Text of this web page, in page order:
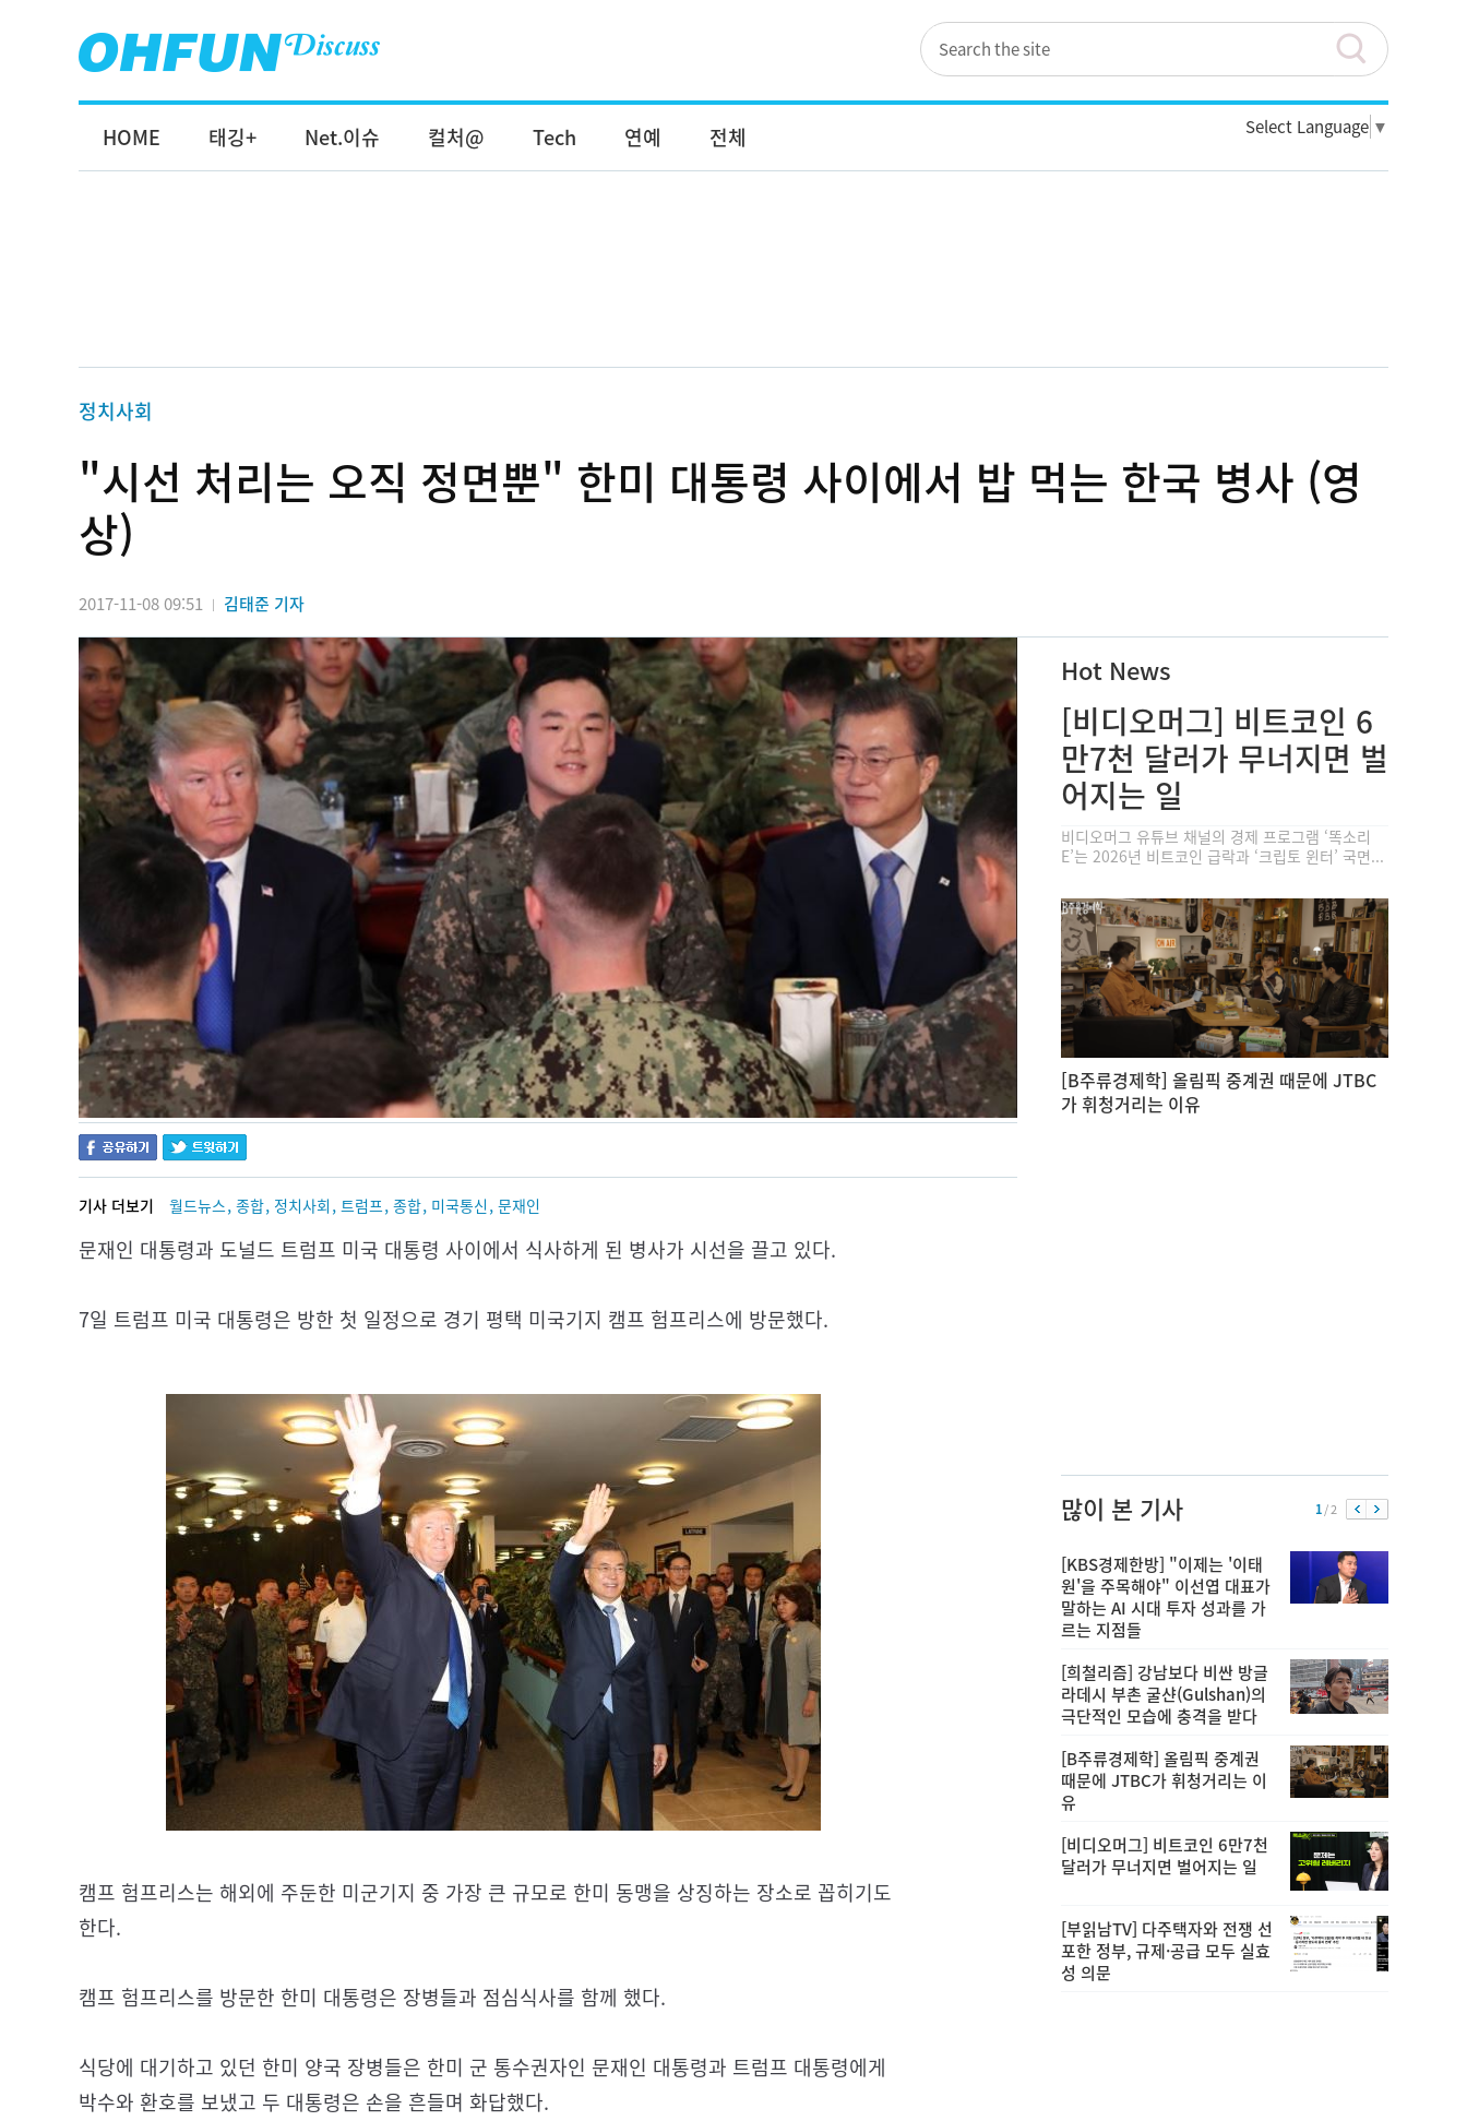
HOME 태깅+ Net.이슈 컬처@ Tech 연예 전체 Select Language ▼
정치사회
"시선 처리는 오직 정면뿐" 한미 대통령 사이에서 밥 먹는 한국 병사 (영
상)
2017-11-08 09:51 | 김태준 기자
기사 더보기 월드뉴스, 종합, 정치사회, 트럼프, 종합, 미국통신, 문재인
문재인 대통령과 도널드 트럼프 미국 대통령 사이에서 식사하게 된 병사가 시선을 끌고 있다.
7일 트럼프 미국 대통령은 방한 첫 일정으로 경기 평택 미국기지 캠프 험프리스에 방문했다.
캠프 험프리스는 해외에 주둔한 미군기지 중 가장 큰 규모로 한미 동맹을 상징하는 장소로 꼽히기도
한다.
캠프 험프리스를 방문한 한미 대통령은 장병들과 점심식사를 함께 했다.
식당에 대기하고 있던 한미 양국 장병들은 한미 군 통수권자인 문재인 대통령과 트럼프 대통령에게
박수와 환호를 보냈고 두 대통령은 손을 흔들며 화답했다.
Hot News
[비디오머그] 비트코인 6
만7천 달러가 무너지면 벌
어지는 일
비디오머그 유튜브 채널의 경제 프로그램 ‘똑소리
E’는 2026년 비트코인 급락과 ‘크립토 윈터’ 국면...
[B주류경제학] 올림픽 중계권 때문에 JTBC
가 휘청거리는 이유
많이 본 기사 1/ 2
[KBS경제한방] "이제는 '이태
원'을 주목해야" 이선엽 대표가
말하는 AI 시대 투자 성과를 가
르는 지점들
[희철리즘] 강남보다 비싼 방글
라데시 부촌 굴샨(Gulshan)의
극단적인 모습에 충격을 받다
[B주류경제학] 올림픽 중계권
때문에 JTBC가 휘청거리는 이
유
[비디오머그] 비트코인 6만7천
달러가 무너지면 벌어지는 일
[부읽남TV] 다주택자와 전쟁 선
포한 정부, 규제·공급 모두 실효
성 의문